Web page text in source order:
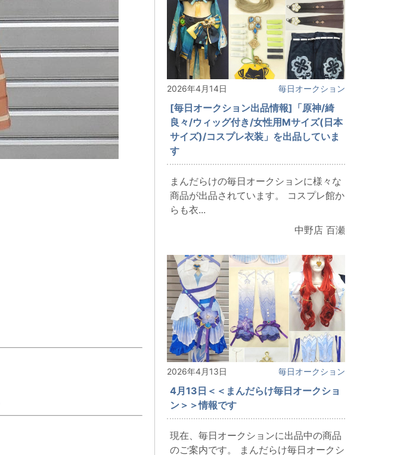
2026年4月14日 毎日オークション
[毎日オークション出品情報]「原神/綺
良々/ウィッグ付き/女性用Mサイズ(日本
サイズ)/コスプレ衣装」を出品していま
す
まんだらけの毎日オークションに様々な
商品が出品されています。 コスプレ館か
らも衣...
中野店 百瀬
2026年4月13日 毎日オークション
4月13日＜＜まんだらけ毎日オークショ
ン＞＞情報です
現在、毎日オークションに出品中の商品
のご案内です。 まんだらけ毎日オークシ